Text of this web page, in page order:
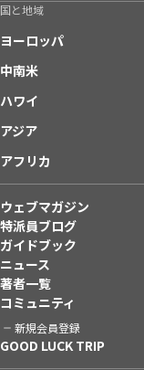
国と地域
ヨーロッパ
中南米
ハワイ
アジア
アフリカ
ウェブマガジン
特派員ブログ
ガイドブック
ニュース
著者一覧
コミュニティ
新規会員登録
GOOD LUCK TRIP